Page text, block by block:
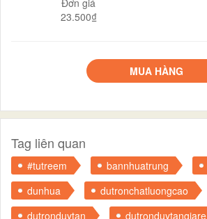
23.500₫
MUA HÀNG
Tag liên quan
#tutreem bannhuatrung
dunhua
dutronchatluongcao
dutronduytan
dutronduytangiare